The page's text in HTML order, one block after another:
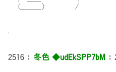
(＿＿＿） /
2516 ： 冬色 ◆udEkSPP7bM ：